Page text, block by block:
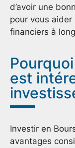
d’avoir une
pour vous
financiers à
est
Investir en
avantages